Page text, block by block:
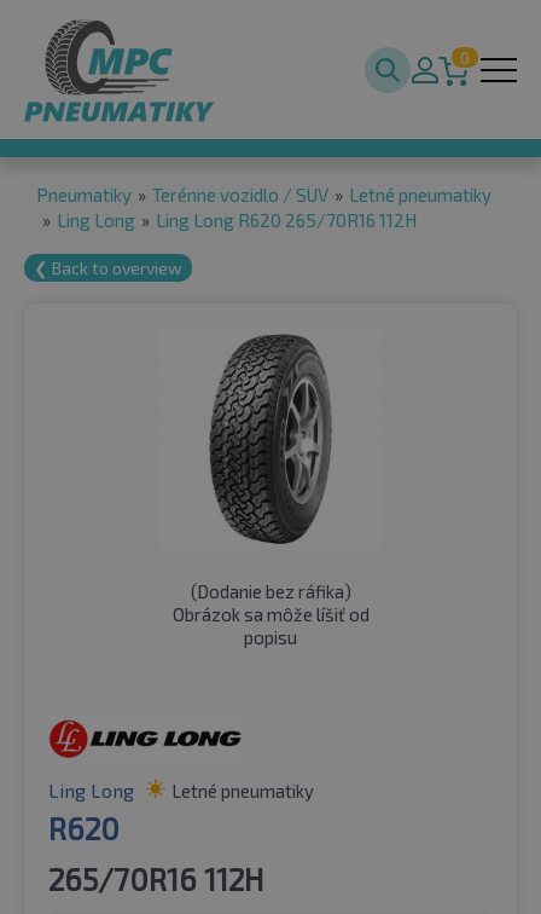
0
Pneumatiky » Terénne vozidlo / SUV » Letné pneumatiky
» Ling Long » Ling Long R620 265/70R16 112H
❮ Back to overview
(Dodanie bez ráfika)
Obrázok sa môže líšiť od
popisu
Ling Long Letné pneumatiky
R620
265/70R16 112H